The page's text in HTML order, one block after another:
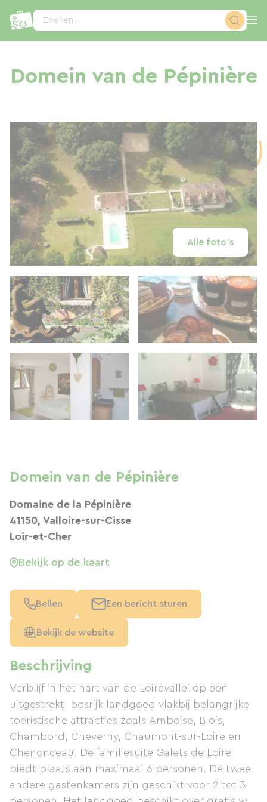
Zoeken...
Domein van de Pépinière
Alle foto's
Beschrijving
Verblijf in het hart van de Loirevallei op een
uitgestrekt, bosrijk landgoed vlakbij belangrijke
toeristische attracties zoals Amboise, Blois,
Chambord, Cheverny, Chaumont-sur-Loire en
Chenonceau. De familiesuite Galets de Loire
biedt plaats aan maximaal 6 personen. De twee
andere gastenkamers zijn geschikt voor 2 tot 3
Domein van de Pépinière
Domaine de la Pépinière
41150, Valloire-sur-Cisse
Loir-et-Cher
Bekijk op de kaart
Bellen Een bericht sturen
Bekijk de website
Cookies beheer paneel